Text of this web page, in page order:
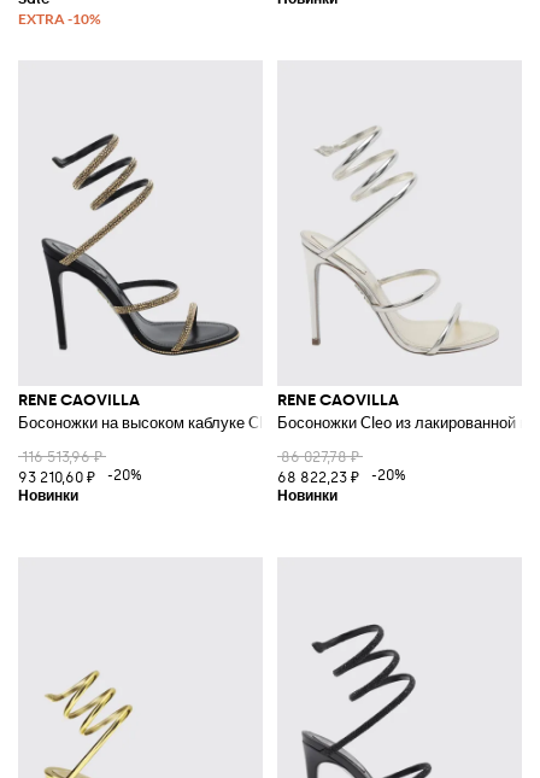
RENE CAOVILLA
Босоножки на высоком каблуке Cleo с спиральным ремешком,
116 513,96 ₽
93 210,60 ₽
-20%
RENE CAOVILLA
Босоножки Cleo из лакированной
86 027,78 ₽
68 822,23 ₽
-20%